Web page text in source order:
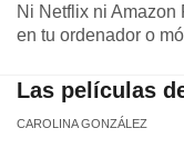
Ni Netflix ni
en tu ordenador o
Las películas
CAROLINA GONZÁLEZ